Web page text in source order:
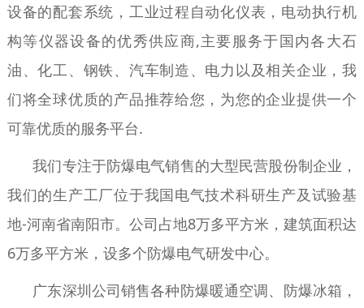
设备的配套系统，工业过程自动化仪表，电动执行机
构等仪器设备的优秀供应商,主要服务于国内各大石
油、化工、钢铁、汽车制造、电力以及相关企业，我
们将全球优质的产品推荐给您，为您的企业提供一个
可靠优质的服务平台.
我们专注于防爆电气销售的大型民营股份制企业，
我们的生产工厂位于我国电气技术科研生产及试验基
地-河南省南阳市。公司占地8万多平方米，建筑面积达
6万多平方米，设多个防爆电气研发中心。
广东深圳公司销售各种防爆暖通空调、防爆冰箱，